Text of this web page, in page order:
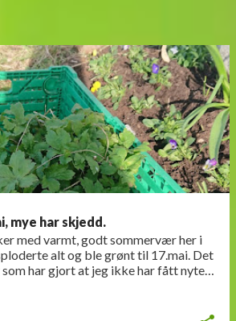
mye har skjedd.
med varmt, godt sommervær her i
alt og ble grønt til 17.mai. Det
har gjort at jeg ikke har fått nyte